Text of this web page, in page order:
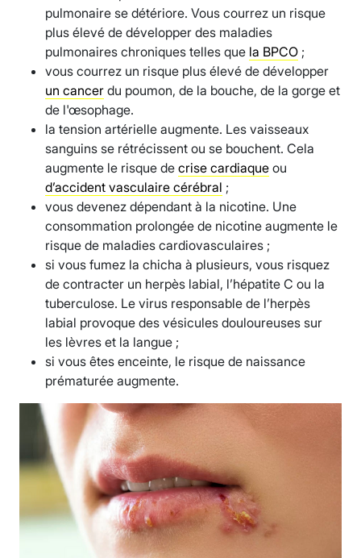
pulmonaire se détériore. Vous courrez un risque
plus élevé de développer des maladies
pulmonaires chroniques telles que la BPCO ;
vous courrez un risque plus élevé de développer
un cancer du poumon, de la bouche, de la gorge et
de l'œsophage.
la tension artérielle augmente. Les vaisseaux
sanguins se rétrécissent ou se bouchent. Cela
augmente le risque de crise cardiaque ou
d’accident vasculaire cérébral ;
vous devenez dépendant à la nicotine. Une
consommation prolongée de nicotine augmente le
risque de maladies cardiovasculaires ;
si vous fumez la chicha à plusieurs, vous risquez
de contracter un herpès labial, l’hépatite C ou la
tuberculose. Le virus responsable de l’herpès
labial provoque des vésicules douloureuses sur
les lèvres et la langue ;
si vous êtes enceinte, le risque de naissance
prématurée augmente.